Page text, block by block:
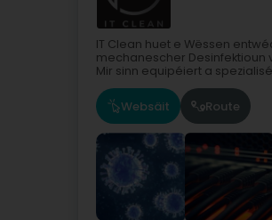
IT Clean huet e Wëssen
mechanescher Desinfektioun
Mir sinn equipéiert a
Websäit Route